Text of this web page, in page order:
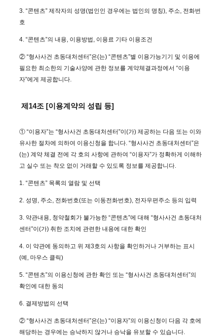
3. “콘텐츠” 제작자의 성명(법인인 경우에는 법인의 명칭), 주소, 전화번
호
4. “콘텐츠”의 내용, 이용방법, 이용료 기타 이용조건
② “형사사건 초동대처센터”은(는) “콘텐츠”별 이용가능기기 및 이용에
필요한 최소한의 기술사양에 관한 정보를 계약체결과정에서 “이용
자”에게 제공합니다.
제14조 [이용계약의 성립 등]
① “이용자”는 “형사사건 초동대처센터”이(가) 제공하는 다음 또는 이와
유사한 절차에 의하여 이용신청을 합니다. “형사사건 초동대처센터”은
(는) 계약 체결 전에 각 호의 사항에 관하여 “이용자”가 정확하게 이해하
고 실수 또는 착오 없이 거래할 수 있도록 정보를 제공합니다.
1. “콘텐츠” 목록의 열람 및 선택
2. 성명, 주소, 전화번호(또는 이동전화번호), 전자우편주소 등의 입력
3. 약관내용, 청약철회가 불가능한 “콘텐츠”에 대해 “형사사건 초동대처
센터”이(가) 취한 조치에 관련한 내용에 대한 확인
4. 이 약관에 동의하고 위 제3호의 사항을 확인하거나 거부하는 표시
(예, 마우스 클릭)
5. “콘텐츠”의 이용신청에 관한 확인 또는 “형사사건 초동대처센터”의
확인에 대한 동의
6. 결제방법의 선택
② “형사사건 초동대처센터”은(는) “이용자”의 이용신청이 다음 각 호에
해당하는 경우에는 승낙하지 않거나 승낙을 유보할 수 있습니다.